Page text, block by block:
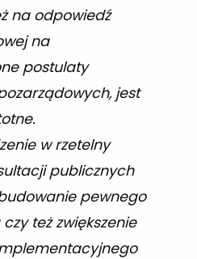
na odpowiedź
na
postulaty
jest
w rzetelny
publicznych
pewnego
też zwiększenie